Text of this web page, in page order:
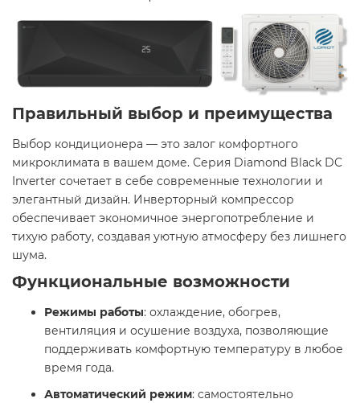
Правильный выбор и преимущества
Выбор кондиционера — это залог комфортного
микроклимата в вашем доме. Серия Diamond Black DC
Inverter сочетает в себе современные технологии и
элегантный дизайн. Инверторный компрессор
обеспечивает экономичное энергопотребление и
тихую работу, создавая уютную атмосферу без лишнего
шума.​
Функциональные возможности
Режимы работы: охлаждение, обогрев,
вентиляция и осушение воздуха, позволяющие
поддерживать комфортную температуру в любое
время года.​
Автоматический режим: самостоятельно